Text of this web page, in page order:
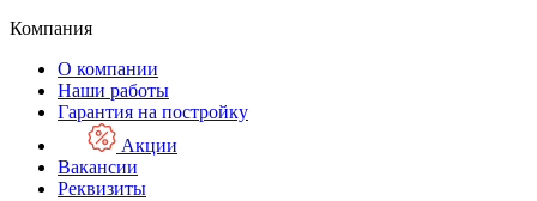
Компания
О компании
Наши работы
Гарантия на постройку
Акции
Вакансии
Реквизиты